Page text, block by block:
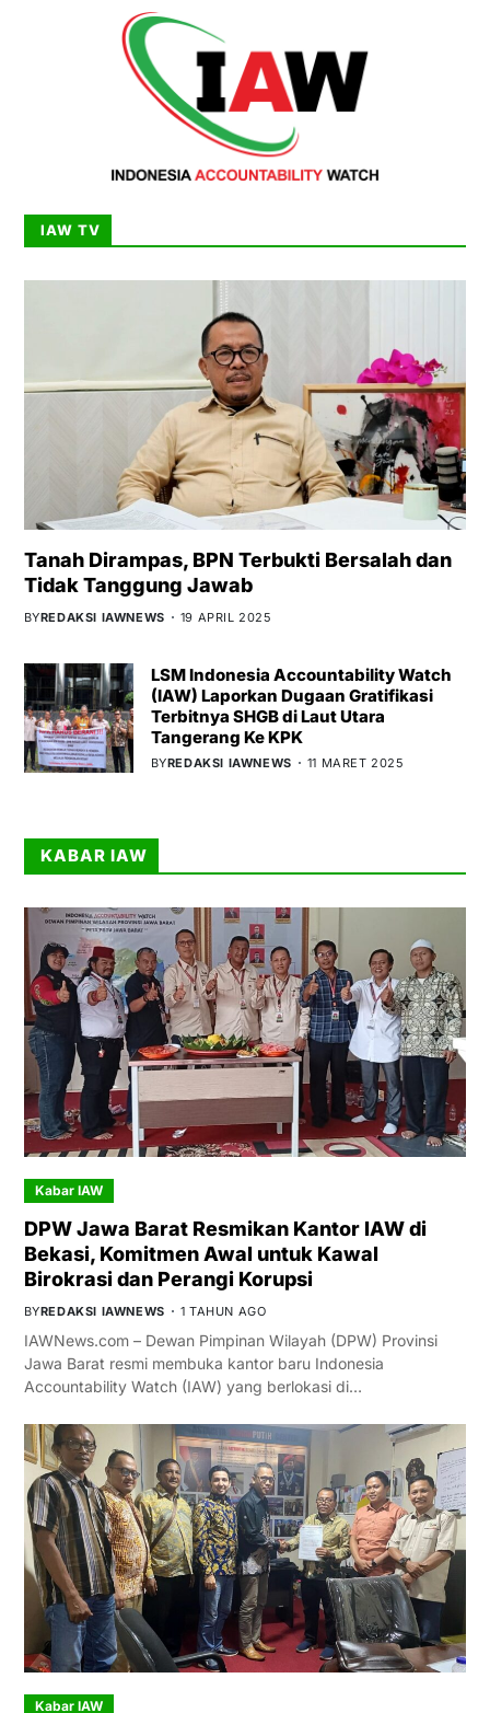
IAW TV
Tanah Dirampas, BPN Terbukti Bersalah dan
Tidak Tanggung Jawab
BYREDAKSI IAWNEWS 19 APRIL 2025
LSM Indonesia Accountability Watch
(IAW) Laporkan Dugaan Gratifikasi
Terbitnya SHGB di Laut Utara
Tangerang Ke KPK
BYREDAKSI IAWNEWS 11 MARET 2025
KABAR IAW
Kabar IAW
DPW Jawa Barat Resmikan Kantor IAW di
Bekasi, Komitmen Awal untuk Kawal
Birokrasi dan Perangi Korupsi
BYREDAKSI IAWNEWS 1 TAHUN AGO
IAWNews.com – Dewan Pimpinan Wilayah (DPW) Provinsi
Jawa Barat resmi membuka kantor baru Indonesia
Accountability Watch (IAW) yang berlokasi di…
Kabar IAW